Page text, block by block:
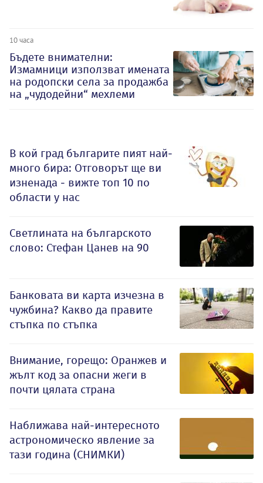
10 часа
Бъдете внимателни:
Измамници използват имената
на родопски села за продажба
на „чудодейни“ мехлеми
В кой град българите пият най-
много бира: Отговорът ще ви
изненада - вижте топ 10 по
области у нас
Светлината на българското
слово: Стефан Цанев на 90
Банковата ви карта изчезна в
чужбина? Какво да правите
стъпка по стъпка
Внимание, горещо: Оранжев и
жълт код за опасни жеги в
почти цялата страна
Наближава най-интересното
астрономическо явление за
тази година (СНИМКИ)